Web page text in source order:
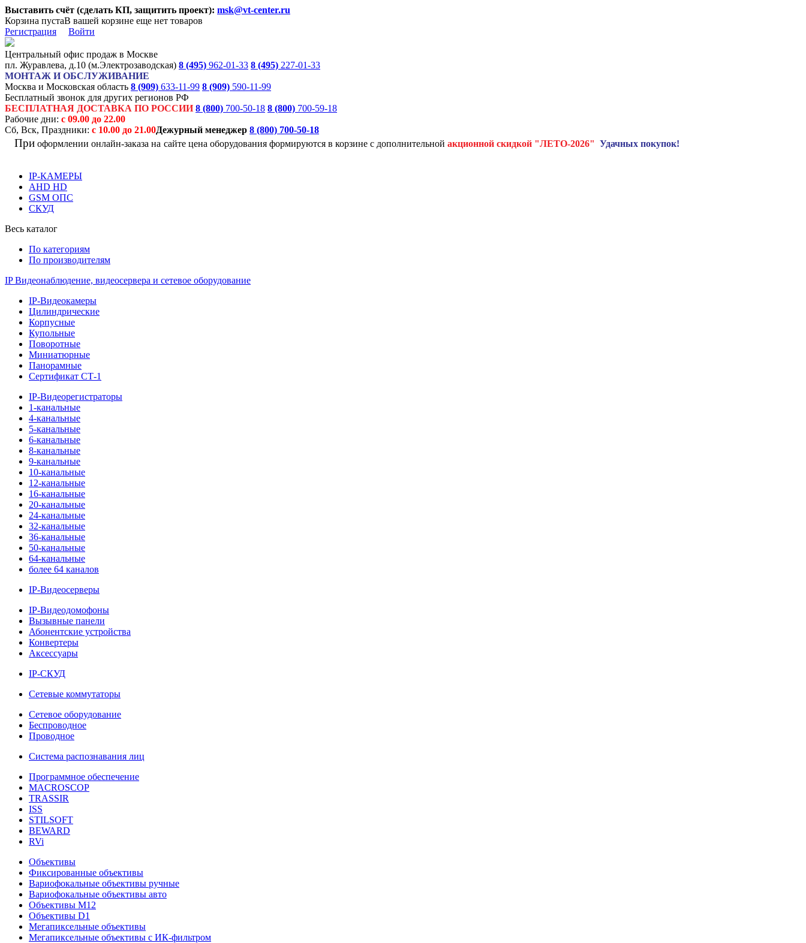
Выставить счёт (сделать КП, защитить проект): msk@vt-center.ru
Корзина пустаВ вашей корзине еще нет товаров
Регистрация
Войти
Центральный офис продаж в Москве
пл. Журавлева, д.10 (м.Электрозаводская) 8 (495) 962-01-33 8 (495) 227-01-33
МОНТАЖ И ОБСЛУЖИВАНИЕ
Москва и Московская область 8 (909) 633-11-99 8 (909) 590-11-99
Бесплатный звонок для других регионов РФ
БЕСПЛАТНАЯ ДОСТАВКА ПО РОССИИ 8 (800) 700-50-18 8 (800) 700-59-18
Рабочие дни: с 09.00 до 22.00
Сб, Вск, Праздники: с 10.00 до 21.00Дежурный менеджер 8 (800) 700-50-18
При оформлении онлайн-заказа на сайте цена оборудования формируются в корзине с дополнительной акционной скидкой "ЛЕТО-2026" Удачных покупок!
IP-КАМЕРЫ
AHD HD
GSM ОПС
СКУД
Весь каталог
По категориям
По производителям
IP Видеонаблюдение, видеосервера и сетевое оборудование
IP-Видеокамеры
Цилиндрические
Корпусные
Купольные
Поворотные
Миниатюрные
Панорамные
Сертификат СТ-1
IP-Видеорегистраторы
1-канальные
4-канальные
5-канальные
6-канальные
8-канальные
9-канальные
10-канальные
12-канальные
16-канальные
20-канальные
24-канальные
32-канальные
36-канальные
50-канальные
64-канальные
более 64 каналов
IP-Видеосерверы
IP-Видеодомофоны
Вызывные панели
Абонентские устройства
Конвертеры
Аксессуары
IP-СКУД
Сетевые коммутаторы
Сетевое оборудование
Беспроводное
Проводное
Система распознавания лиц
Программное обеспечение
MACROSCOP
TRASSIR
ISS
STILSOFT
BEWARD
RVi
Объективы
Фиксированные объективы
Вариофокальные объективы ручные
Вариофокальные объективы авто
Объективы М12
Объективы D1
Мегапиксельные объективы
Мегапиксельные объективы с ИК-фильтром